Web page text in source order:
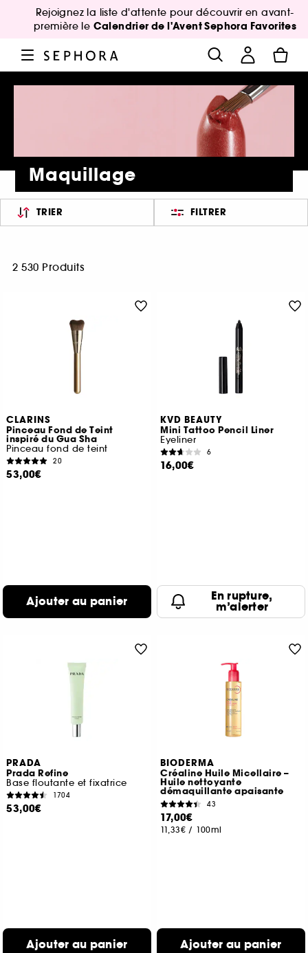
Rejoignez la liste d'attente pour découvrir en avant-
première le Calendrier de l'Avent Sephora Favorites
Maquillage
TRIER FILTRER
2 530 Produits
CLARINS
Pinceau Fond de Teint
inspiré du Gua Sha
Pinceau fond de teint
20
53,00€
Ajouter au panier
KVD BEAUTY
Mini Tattoo Pencil Liner
Eyeliner
6
16,00€
En rupture,
m’alerter
PRADA
Prada Refine
Base floutante et fixatrice
1704
53,00€
Ajouter au panier
BIODERMA
Créaline Huile Micellaire –
Huile nettoyante
démaquillante apaisante
43
17,00€
11,33€ / 100ml
Ajouter au panier